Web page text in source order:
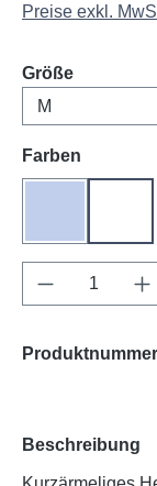
Preise exkl.
Größeauswählen
Farben
Produkt
Beschreibung